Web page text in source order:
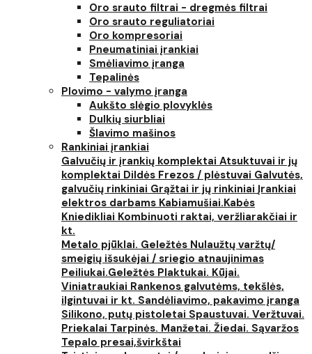
Oro srauto filtrai - dregmės filtrai
Oro srauto reguliatoriai
Oro kompresoriai
Pneumatiniai įrankiai
Smėliavimo įranga
Tepalinės
Plovimo - valymo įranga
Aukšto slėgio plovyklės
Dulkių siurbliai
Šlavimo mašinos
Rankiniai įrankiai
Galvučių ir įrankių komplektai Atsuktuvai ir jų
komplektai Dildės Frezos / plėstuvai Galvutės,
galvučių rinkiniai Grąžtai ir jų rinkiniai Įrankiai
elektros darbams Kabiamušiai.Kabės
Kniedikliai Kombinuoti raktai, veržliarakčiai ir
kt.
Metalo pjūklai. Geležtės Nulaužtų varžtų/
smeigių išsukėjai / sriegio atnaujinimas
Peiliukai.Geležtės Plaktukai. Kūjai.
Viniatraukiai Rankenos galvutėms, tekšlės,
ilgintuvai ir kt. Sandėliavimo, pakavimo įranga
Silikono, putų pistoletai Spaustuvai. Veržtuvai.
Priekalai Tarpinės. Manžetai. Žiedai. Sąvaržos
Tepalo presai,švirkštai